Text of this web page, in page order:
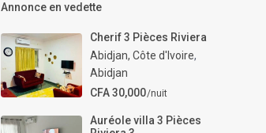
Annonce en vedette
Cherif 3 Pièces Riviera
Abidjan, Côte d'Ivoire,
Abidjan
CFA 30,000/nuit
Auréole villa 3 Pièces